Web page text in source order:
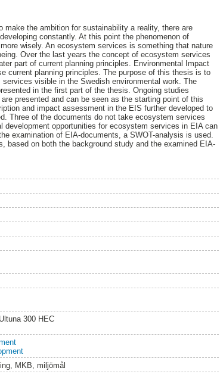
the ambition for sustainability a reality, there are
constantly. At this point the phenomenon of
wisely. An ecosystem services is something that nature
Over the last years the concept of ecosystem services
part of current planning principles. Environmental Impact
current planning principles. The purpose of this thesis is to
visible in the Swedish environmental work. The
in the first part of the thesis. Ongoing studies
presented and can be seen as the starting point of this
and impact assessment in the EIS further developed to
Three of the documents do not take ecosystem services
opportunities for ecosystem services in EIA can
examination of EIA-documents, a SWOT-analysis is used.
based on both the background study and the examined EIA-
300 HEC
MKB, miljömål